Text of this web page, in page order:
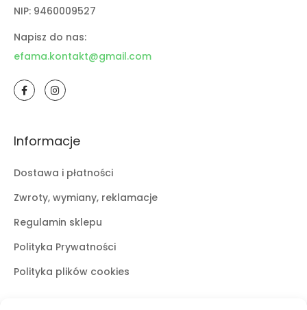
NIP: 9460009527
Napisz do nas:
efama.kontakt@gmail.com
Informacje
Dostawa i płatności
Zwroty, wymiany, reklamacje
Regulamin sklepu
Polityka Prywatności
Polityka plików cookies